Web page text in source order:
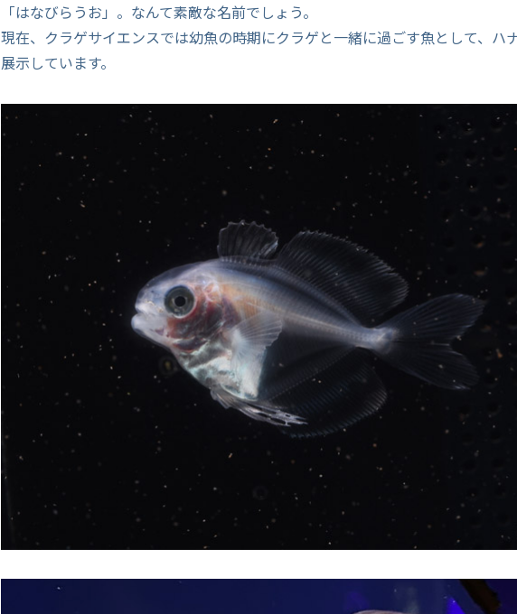
「はなびらうお」。なんて素敵な名前でしょう。
現在、クラゲサイエンスでは幼魚の時期にクラゲと一緒に過ごす魚として、ハ
展示しています。